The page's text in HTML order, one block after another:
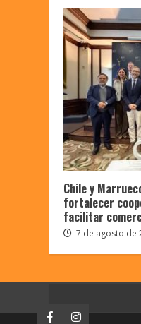
Chile y
fortalecer
facilitar
7 de agosto de